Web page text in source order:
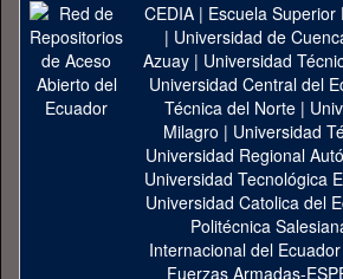
CEDIA| Escuela
| Universidad de
Azuay| Universidad
Universidad Central del
Técnica del Norte |
Milagro | Universidad
Universidad Regional
Universidad Tecnológica
Universidad Catolica del
Politécnica
Internacional del Ecuador
Fuerzas Armadas-